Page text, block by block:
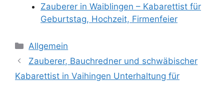
Zauberer in Waiblingen – Kabarettist für
Geburtstag, Hochzeit, Firmenfeier
Kategorien
Allgemein
Zauberer, Bauchredner und schwäbischer
Kabarettist in Vaihingen Unterhaltung für